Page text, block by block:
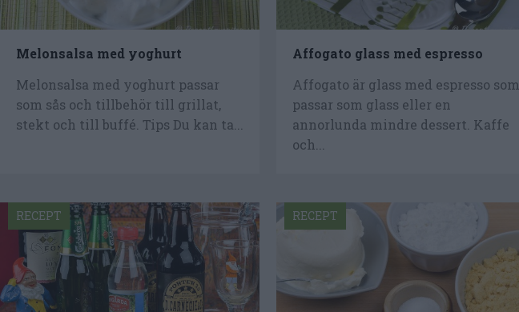
Melonsalsa med yoghurt
Melonsalsa med yoghurt passar
som sås och tillbehör till grillat,
stekt och till buffé. Tips Du kan ta...
Affogato glass med espresso
Affogato är glass med espresso som
passar som glass eller en
annorlunda mindre dessert. Kaffe
och...
RECEPT RECEPT